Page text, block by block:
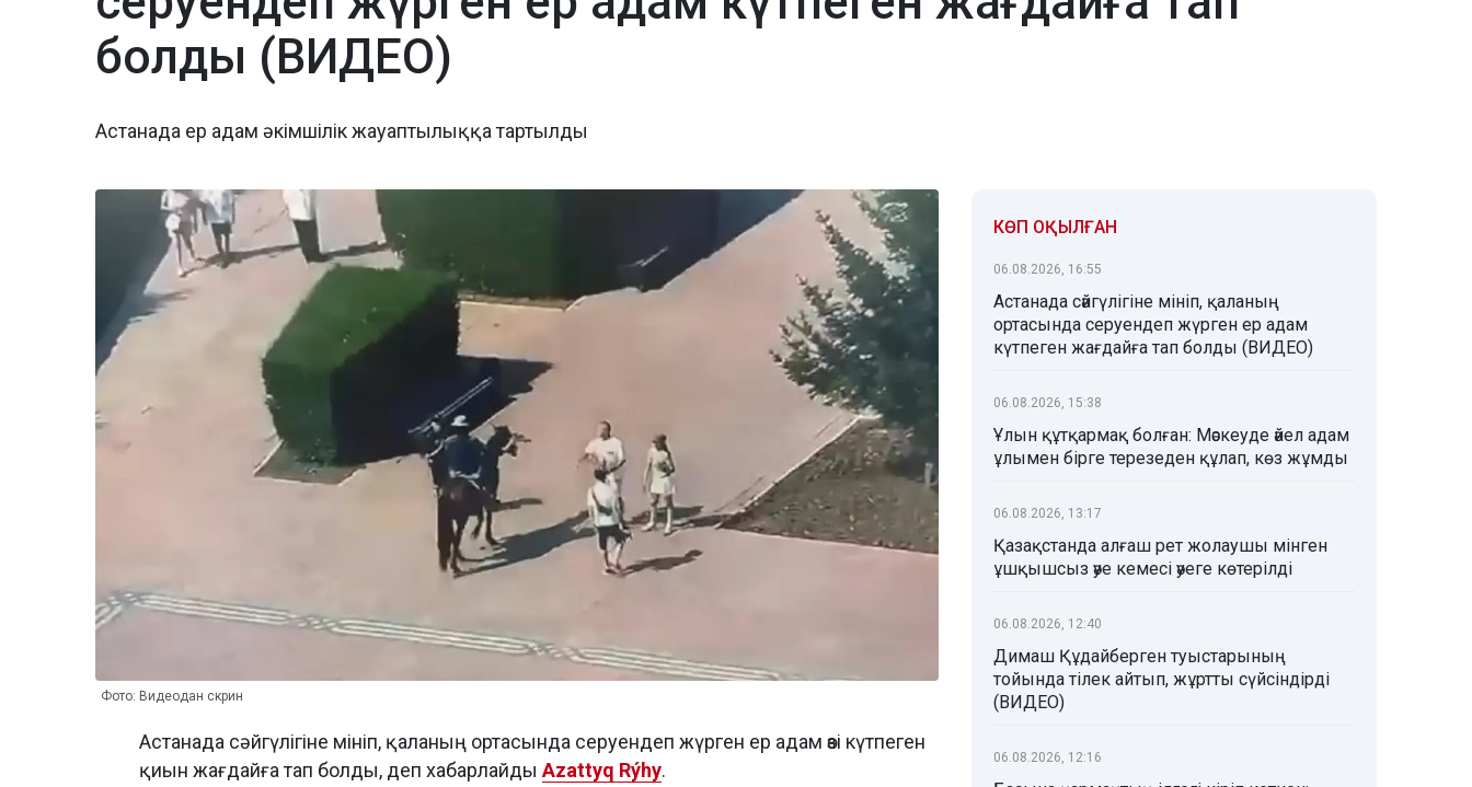
болды (ВИДЕО)
Астанада ер адам әкімшілік жауаптылыққа тартылды
Фото: Видеодан скрин
Астанада сәйгүлігіне мініп, қаланың ортасында серуендеп жүрген ер адам өзі күтпеген
қиын жағдайға тап болды, деп хабарлайды Azattyq Rýhy.
КӨП ОҚЫЛҒАН
06.08.2026, 16:55
Астанада сәйгүлігіне мініп, қаланың
ортасында серуендеп жүрген ер адам
күтпеген жағдайға тап болды (ВИДЕО)
06.08.2026, 15:38
Ұлын құтқармақ болған: Мәскеуде әйел адам
ұлымен бірге терезеден құлап, көз жұмды
06.08.2026, 13:17
Қазақстанда алғаш рет жолаушы мінген
ұшқышсыз әуе кемесі әуеге көтерілді
06.08.2026, 12:40
Димаш Құдайберген туыстарының
тойында тілек айтып, жұртты сүйсіндірді
(ВИДЕО)
06.08.2026, 12:16